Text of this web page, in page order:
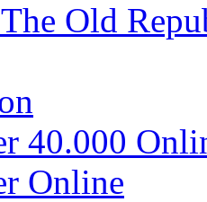
Old
40.000
Online